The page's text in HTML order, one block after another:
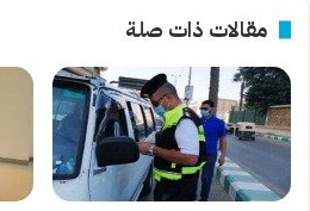
مقالات ذات صلة